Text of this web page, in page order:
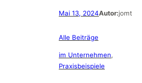
Mai 13, 2024Autor:jomt
Alle Beiträge
im Unternehmen
Praxisbeispiele